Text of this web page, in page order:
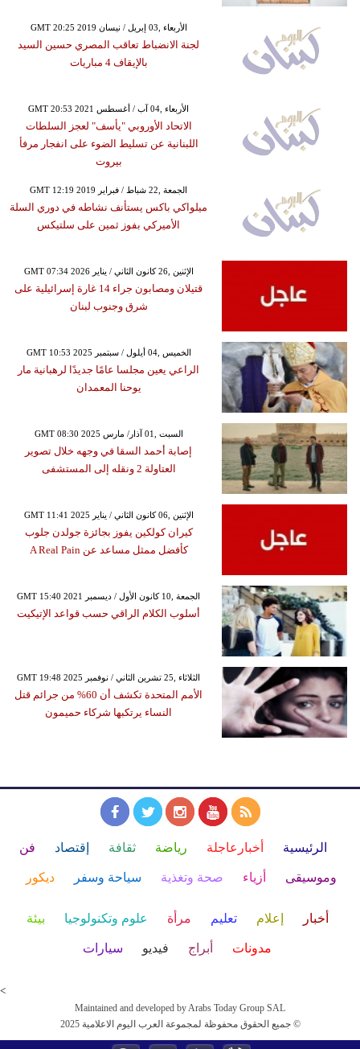
GMT 20:25 2019 الأربعاء ,03 إبريل / نيسان
لجنة الانضباط تعاقب المصري حسين السيد
بالإيقاف 4 مباريات
GMT 20:53 2021 الأربعاء ,04 آب / أغسطس
الاتحاد الأوروبي "يأسف" لعجز السلطات
اللبنانية عن تسليط الضوء على انفجار مرفأ
بيروت
GMT 12:19 2019 الجمعة ,22 شباط / فبراير
ميلواكي باكس يستأنف نشاطه في دوري السلة
الأميركي بفوز ثمين على سلتيكس
GMT 07:34 2026 الإثنين ,26 كانون الثاني / يناير
قتيلان ومصابون جراء 14 غارة إسرائيلية على
شرق وجنوب لبنان
GMT 10:53 2025 الخميس ,04 أيلول / سبتمبر
الراعي يعين مجلسا عامًا جديدًا لرهبانية مار
يوحنا المعمدان
GMT 08:30 2025 السبت ,01 آذار/ مارس
إصابة أحمد السقا في وجهه خلال تصوير
العتاولة 2 ونقله إلى المستشفى
GMT 11:41 2025 الإثنين ,06 كانون الثاني / يناير
كيران كولكين يفوز بجائزة جولدن جلوب
كأفضل ممثل مساعد عن A Real Pain
GMT 15:40 2021 الجمعة ,10 كانون الأول / ديسمبر
أسلوب الكلام الراقي حسب قواعد الإتيكيت
GMT 19:48 2025 الثلاثاء ,25 تشرين الثاني / نوفمبر
الأمم المتحدة تكشف أن 60% من جرائم قتل
النساء يرتكبها شركاء حميمون
الرئيسية أخبارعاجلة رياضة ثقافة إقتصاد فن
وموسيقى أزياء صحة وتغذية سياحة وسفر ديكور
أخبار إعلام تعليم مرأة علوم وتكنولوجيا بيئة
مدونات أبراج فيديو سيارات
<
Maintained and developed by Arabs Today Group SAL
جميع الحقوق محفوظة لمجموعة العرب اليوم الاعلامية 2025 ©